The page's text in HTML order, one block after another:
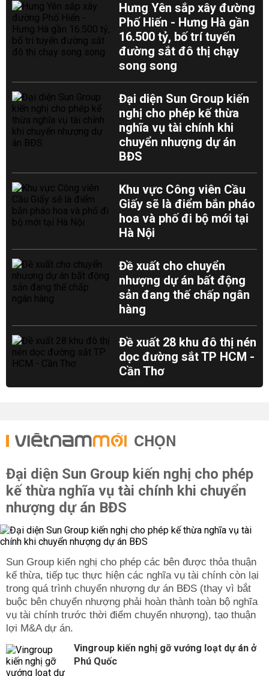
Hưng Yên sắp xây đường
Phố Hiến - Hưng Hà gần
16.500 tỷ, bố trí tuyến
đường sắt đô thị chạy
song song
Đại diện Sun Group kiến
nghị cho phép kế thừa
nghĩa vụ tài chính khi
chuyển nhượng dự án
BĐS
Khu vực Công viên Cầu
Giấy sẽ là điểm bắn pháo
hoa và phố đi bộ mới tại
Hà Nội
Đề xuất cho chuyển
nhượng dự án bất động
sản đang thế chấp ngân
hàng
Đề xuất 28 khu đô thị nén
dọc đường sắt TP HCM -
Cần Thơ
CHỌN
Đại diện Sun Group kiến nghị cho phép
kế thừa nghĩa vụ tài chính khi chuyển
nhượng dự án BĐS
Sun Group kiến nghị cho phép các bên được thỏa thuận
kế thừa, tiếp tục thực hiện các nghĩa vụ tài chính còn lại
trong quá trình chuyển nhượng dự án BĐS (thay vì bắt
buộc bên chuyển nhượng phải hoàn thành toàn bộ nghĩa
vụ tài chính trước thời điểm chuyển nhượng), tạo thuận
lợi M&A dự án.
Vingroup kiến nghị gỡ vướng loạt dự án ở
Phú Quốc